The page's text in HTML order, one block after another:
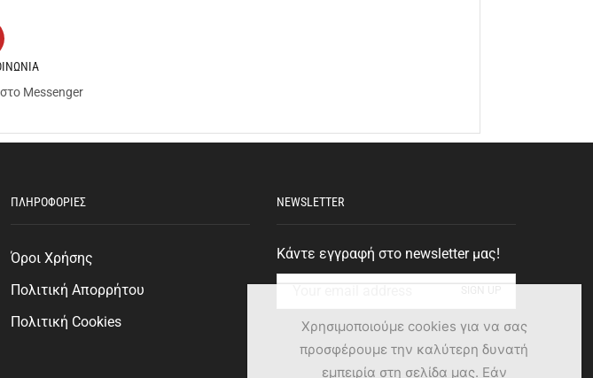
Messenger
ΠΛΗΡΟΦΟΡΙΕΣ
Όροι Χρήσης
Πολιτική Απορρήτου
Πολιτική Cookies
NEWSLETTER
Κάντε εγγραφή στο newsletter μας!
Χρησιμοποιούμε cookies για να σας
προσφέρουμε την καλύτερη δυνατή
εμπειρία στη σελίδα μας. Εάν